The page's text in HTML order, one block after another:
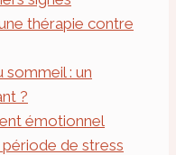
thérapie contre
sommeil : un
?
émotionnel
de stress